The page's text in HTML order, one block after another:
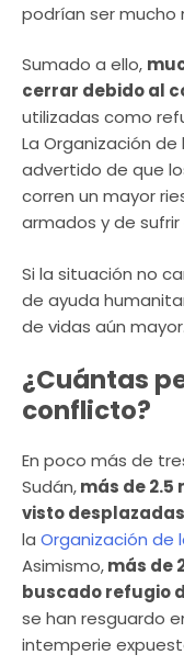
podrían ser mucho
Sumado a ello,
cerrar debido al
utilizadas como
La Organización de
advertido de que
corren un mayor
armados y de
Si la situación no
de ayuda
de vidas aún mayor.
¿Cuántas
conflicto?
En poco más de
Sudán,más de 2.5
visto
la Organización de
Asimismo,más de
buscado refugio
se han resguardo
intemperie